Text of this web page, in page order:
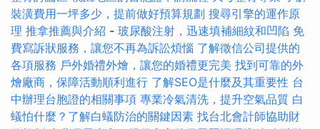
裝潢費用一坪多少，提前做好預算規劃 搜尋引擎的運作原
理 推拿推薦與介紹 - 玻尿酸注射，迅速填補細紋和凹陷 免
費寫訴狀服務，讓您不再為訴訟煩惱 了解徵信公司提供的
各項服務 戶外婚禮外燴，讓您的婚禮更完美 找到可靠的外
燴廠商，保障活動順利進行 了解SEO是什麼及其重要性 台
中辦理台胞證的相關事項 專業冷氣清洗，提升空氣品質 白
蟻怕什麼？了解白蟻防治的關鍵因素 找台北會計師協助財